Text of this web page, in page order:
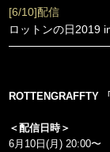
[6/10]配信
ロットンの日2019
ROTTENGRAFFTY
＜配信日時＞
6月10日(月) 20:00〜